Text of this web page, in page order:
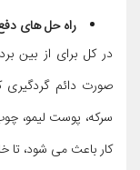
راه حل های
در کل برای از بین
صورت دائم گردگیری
سرکه، پوست لیمو،
کار باعث می شود، تا